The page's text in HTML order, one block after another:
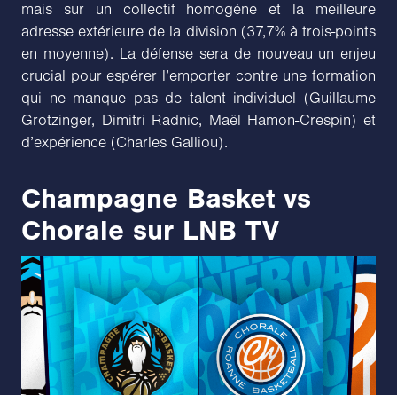
mais sur un collectif homogène et la meilleure
adresse extérieure de la division (37,7% à trois-points
en moyenne). La défense sera de nouveau un enjeu
crucial pour espérer l’emporter contre une formation
qui ne manque pas de talent individuel (Guillaume
Grotzinger, Dimitri Radnic, Maël Hamon-Crespin) et
d’expérience (Charles Galliou).
Champagne Basket vs
Chorale sur LNB TV